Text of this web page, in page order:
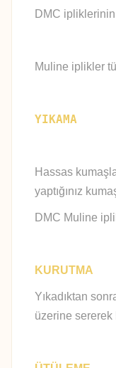
DMC ipliklerinin
Muline iplikler
YIKAMA
Hassas
yaptığınız
DMC Muline
KURUTMA
Yıkadıktan
üzerine sererek